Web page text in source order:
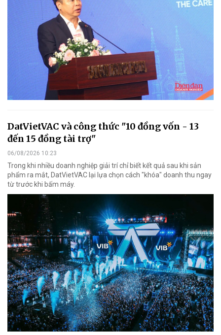
DatVietVAC và công thức "10 đồng vốn - 13
đến 15 đồng tài trợ"
06/08/2026 10:23
Trong khi nhiều doanh nghiệp giải trí chỉ biết kết quả sau khi sản
phẩm ra mắt, DatVietVAC lại lựa chọn cách "khóa" doanh thu ngay
từ trước khi bấm máy.